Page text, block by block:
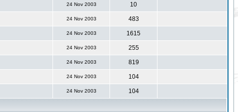
24 Nov 2003 10
24 Nov 2003 483
24 Nov 2003 1615
24 Nov 2003 255
24 Nov 2003 819
24 Nov 2003 104
24 Nov 2003 104